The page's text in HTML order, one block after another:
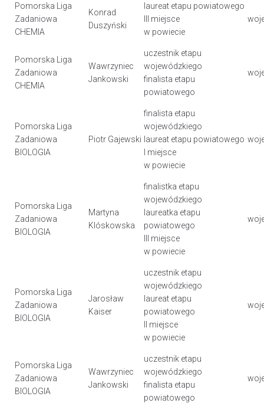
Pomorska Liga
Zadaniowa
CHEMIA
Konrad
Duszyński
laureat etapu powiatowego
III miejsce
w powiecie
Pomorska Liga
Zadaniowa
CHEMIA
Wawrzyniec
Jankowski
uczestnik etapu
wojewódzkiego
finalista etapu
powiatowego
Pomorska Liga
Zadaniowa
BIOLOGIA
Piotr Gajewski
finalista etapu
wojewódzkiego
laureat etapu powiatowego
I miejsce
w powiecie
Pomorska Liga
Zadaniowa
BIOLOGIA
Martyna
Klóskowska
finalistka etapu
wojewódzkiego
laureatka etapu
powiatowego
III miejsce
w powiecie
Pomorska Liga
Zadaniowa
BIOLOGIA
Jarosław
Kaiser
uczestnik etapu
wojewódzkiego
laureat etapu
powiatowego
II miejsce
w powiecie
Pomorska Liga
Zadaniowa
BIOLOGIA
Wawrzyniec
Jankowski
uczestnik etapu
wojewódzkiego
finalista etapu
powiatowego